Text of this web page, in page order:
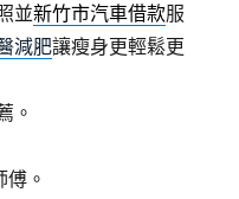
並新竹市汽車借款服
減肥讓瘦身更輕鬆更
。
。